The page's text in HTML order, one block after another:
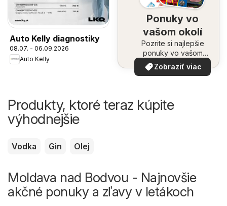
Auto Kelly diagnostiky
08.07. - 06.09.2026
Auto Kelly
Ponuky vo
vašom okolí
Pozrite si najlepšie
ponuky vo vašom
okolí
Zobraziť viac
Produkty, ktoré teraz kúpite
výhodnejšie
Vodka Gin Olej
Moldava nad Bodvou - Najnovšie
akčné ponuky a zľavy v letákoch